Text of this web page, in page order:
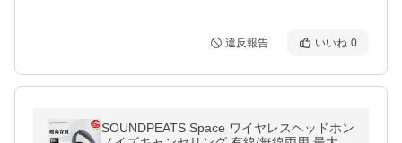
違反報告 いいね 0
SOUNDPEATS Space ワイヤレスヘッドホン